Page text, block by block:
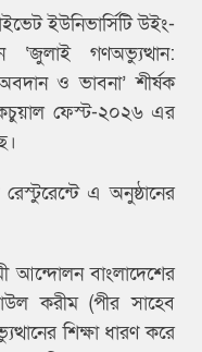
ইউনিভার্সিটি উইং-
‘জুলাই গণঅভ্যুত্থান:
অবদান ও ভাবনা’ শীর্ষক
ফেস্ট-২০২৬ এর
এ অনুষ্ঠানের
আন্দোলন বাংলাদেশের
করীম (পীর সাহেব
শিক্ষা ধারণ করে